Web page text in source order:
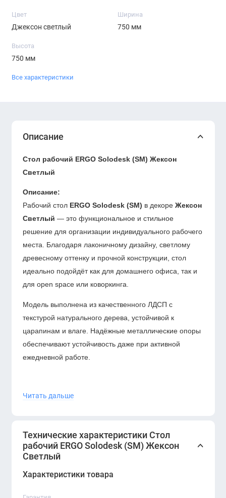
Цвет
Джексон светлый
Ширина
750 мм
Высота
750 мм
Все характеристики
Описание
Стол рабочий ERGO Solodesk (SM) Жексон
Светлый
Описание:
Рабочий стол ERGO Solodesk (SM) в декоре Жексон
Светлый — это функциональное и стильное
решение для организации индивидуального рабочего
места. Благодаря лаконичному дизайну, светлому
древесному оттенку и прочной конструкции, стол
идеально подойдёт как для домашнего офиса, так и
для open space или коворкинга.
Модель выполнена из качественного ЛДСП с
текстурой натурального дерева, устойчивой к
царапинам и влаге. Надёжные металлические опоры
обеспечивают устойчивость даже при активной
ежедневной работе.
Светлый цвет делает пространство визуально
легче
Прочная столешница из ЛДСП
Читать дальше
Технические характеристики Стол
рабочий ERGO Solodesk (SM) Жексон
Светлый
Характеристики товара